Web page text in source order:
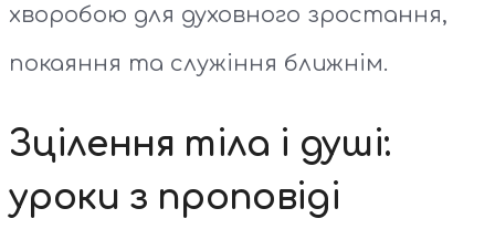
хворобою для духовного зростання,
покаяння та служіння ближнім.
Зцілення тіла і душі:
уроки з проповіді